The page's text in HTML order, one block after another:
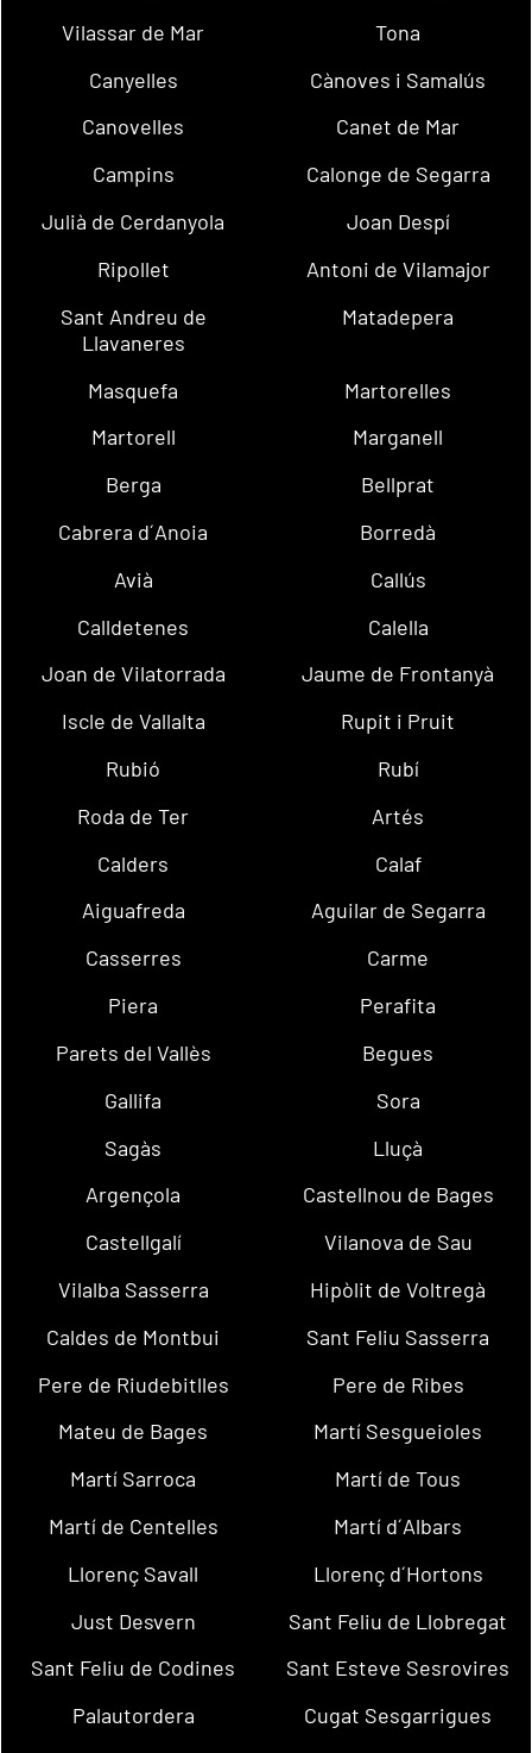
Vilassar de Mar
Tona
Canyelles
Cànoves i Samalús
Canovelles
Canet de Mar
Campins
Calonge de Segarra
Julià de Cerdanyola
Joan Despí
Ripollet
Antoni de Vilamajor
Sant Andreu de
Llavaneres
Matadepera
Masquefa
Martorelles
Martorell
Marganell
Berga
Bellprat
Cabrera d´Anoia
Borredà
Avià
Callús
Calldetenes
Calella
Joan de Vilatorrada
Jaume de Frontanyà
Iscle de Vallalta
Rupit i Pruit
Rubió
Rubí
Roda de Ter
Artés
Calders
Calaf
Aiguafreda
Aguilar de Segarra
Casserres
Carme
Piera
Perafita
Parets del Vallès
Begues
Gallifa
Sora
Sagàs
Lluçà
Argençola
Castellnou de Bages
Castellgalí
Vilanova de Sau
Vilalba Sasserra
Hipòlit de Voltregà
Caldes de Montbui
Sant Feliu Sasserra
Pere de Riudebitlles
Pere de Ribes
Mateu de Bages
Martí Sesgueioles
Martí Sarroca
Martí de Tous
Martí de Centelles
Martí d´Albars
Llorenç Savall
Llorenç d´Hortons
Just Desvern
Sant Feliu de Llobregat
Sant Feliu de Codines
Sant Esteve Sesrovires
Palautordera
Cugat Sesgarrigues